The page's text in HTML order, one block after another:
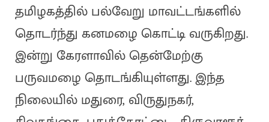
தமிழகத்தில் பல்வேறு மாவட்டங்களில்
தொடர்ந்து கனமழை கொட்டி வருகிறது.
இன்று கேரளாவில் தென்மேற்கு
பருவமழை தொடங்கியுள்ளது. இந்த
நிலையில் மதுரை, விருதுநகர்,